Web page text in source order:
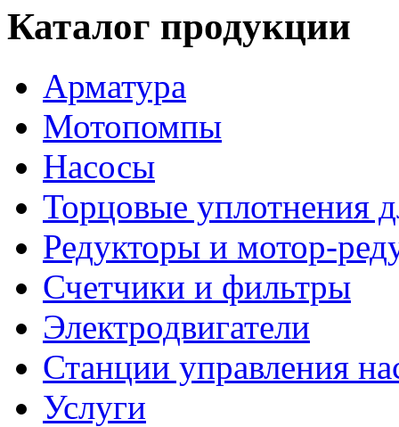
Каталог продукции
Арматура
Мотопомпы
Насосы
Торцовые уплотнения
Редукторы и мотор-
Счетчики и фильтры
Электродвигатели
Станции управления
Услуги